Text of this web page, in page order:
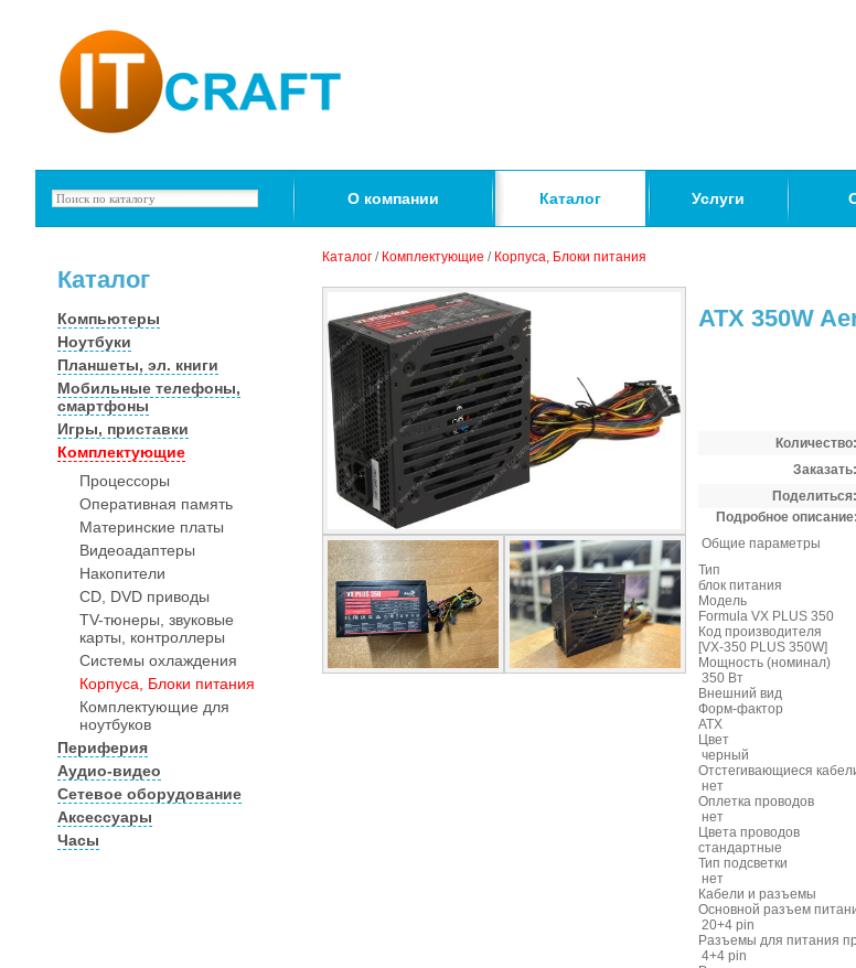
О компании Каталог Услуги
Каталог
Компьютеры
Ноутбуки
Планшеты, эл. книги
Мобильные телефоны,
смартфоны
Игры, приставки
Комплектующие
Процессоры
Оперативная память
Материнские платы
Видеоадаптеры
Накопители
CD, DVD приводы
TV-тюнеры, звуковые
карты, контроллеры
Системы охлаждения
Корпуса, Блоки питания
Комплектующие для
ноутбуков
Периферия
Аудио-видео
Сетевое оборудование
Аксессуары
Часы
Каталог / Комплектующие / Корпуса, Блоки питания
ATX 350W
Количество:
Заказать:
Поделиться:
Подробное описание:
Общие параметры
Тип
блок питания
Модель
Formula VX PLUS 350
Код производителя
[VX-350 PLUS 350W]
Мощность (номинал)
350 Вт
Внешний вид
Форм-фактор
ATX
Цвет
черный
Отстегивающиеся
нет
Оплетка проводов
нет
Цвета проводов
стандартные
Тип подсветки
нет
Кабели и разъемы
Основной разъем
20+4 pin
Разъемы для питания
4+4 pin